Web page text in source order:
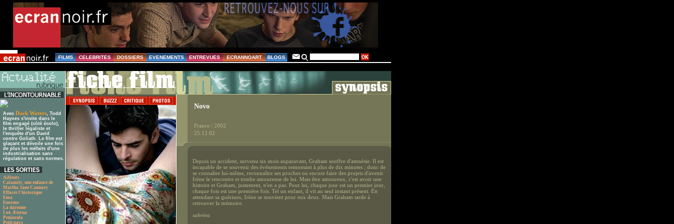
FILMS CELEBRITES DOSSIERS EVENEMENTS ENTREVUES ECRANNOART BLOGS
Avec Dark Waters, Todd
Haynes s'invite dans le
film engagé (côté écolo),
le thriller légaliste et
l'enquête d'un David
contre Goliath. Le film est
glaçant et dévoile une fois
de plus les méfaits d'une
industrialisation sans
régulation et sans normes.
Ailleurs
Calamity, une enfance de
Martha Jane Cannary
Effacer l'historique
Ema
Enorme
La daronne
Lux Æterna
Peninsula
Petit pays
Novo
France / 2002
25.12.02
Depuis un accident, survenu six mois auparavant, Graham souffre d'amnésie. Il est
incapable de se souvenir des événements remontant à plus de dix minutes ; donc de
se connaître lui-même, reconnaître ses proches ou encore faire des projets d'avenir.
Irène le rencontre et tombe amoureuse de lui. Mais être amoureux, c'est avoir une
histoire et Graham, justement, n'en a pas. Pour lui, chaque jour est un premier jour,
chaque fois est une première fois. Tel un enfant, il vit au seul instant présent. En
attendant sa guérison, Irène se souvient pour eux deux. Mais Graham tarde à
retrouver la mémoire.
sabrina